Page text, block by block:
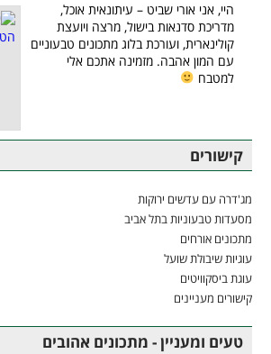
היי, אני אורי שביט – עיתונאית אוכל,
מדריכת סדנאות בישול, מרצה ויועצת
קולינארית, ועורכת בלוג מתכונים טבעוניים
עם המון אהבה. מזמינה אתכם אלי
למטבח
קישורים
מג'דרה עם עדשים ירוקות
מסעדות טבעוניות בתל אביב
מתכונים אורחים
עוגיות שיבולת שועל
עוגת ביסקוויטים
קישורים מעניינים
טעים ומעניין - מתכונים אהובים